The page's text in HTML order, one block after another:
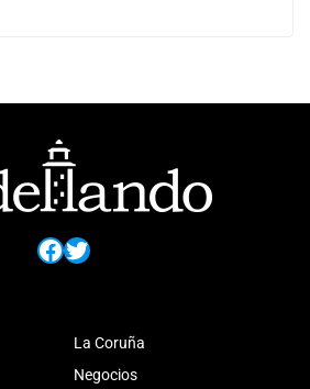
Facebook
Twitter
La Coruña
Negocios